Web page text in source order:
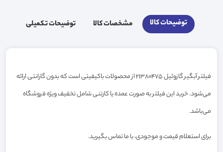
توضیحات کالا مشخصات کالا توضیحات تکمیلی
فیلتر آبگیر گازوئیل 21380475 از محصولات باکیفیتی است که بدون گارانتی ارائه
می‌شود. خرید این فیلتر به صورت عمده یا کارتنی شامل تخفیف ویژه فروشگاه
می‌باشد.
برای استعلام قیمت و موجودی، با ما تماس بگیرید.